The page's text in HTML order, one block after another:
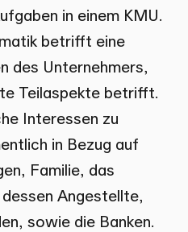
in einem KMU.
betrifft eine
des Unternehmers,
Teilaspekte betrifft.
Interessen zu
in Bezug auf
Familie, das
Angestellte,
sowie die Banken.